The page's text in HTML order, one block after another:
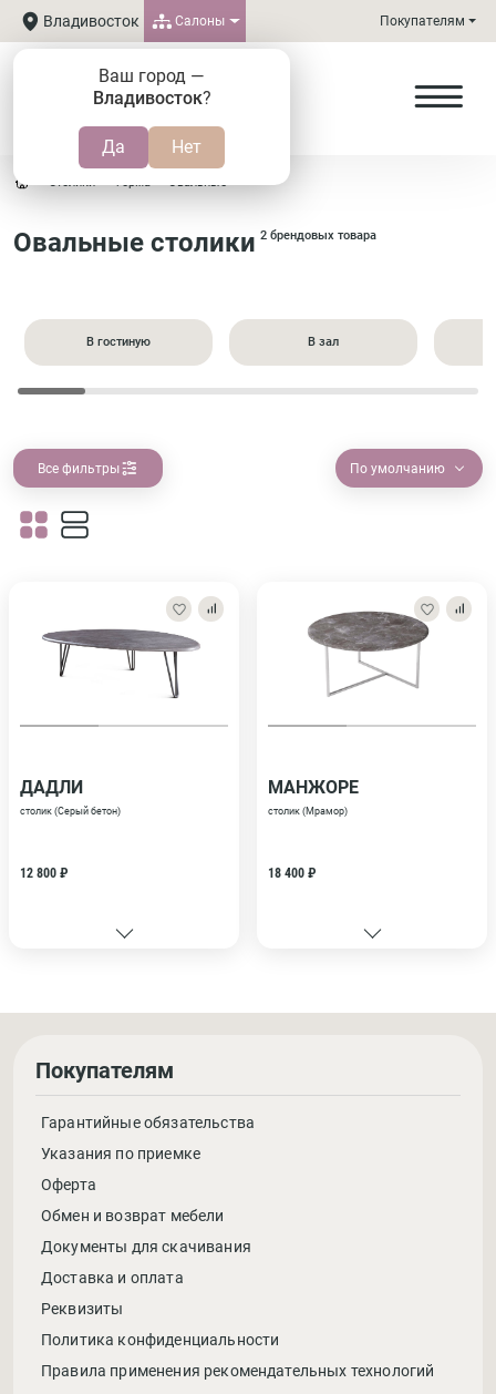
Владивосток
Ваш город —
Владивосток?
Салоны Покупателям
Столики Форма Овальные
Овальные столики 2 брендовых товара
В гостиную В зал
Все фильтры По умолчанию
ДАДЛИ
столик (Серый бетон)
12 800 ₽
МАНЖОРЕ
столик (Мрамор)
18 400 ₽
Покупателям
Гарантийные обязательства
Указания по приемке
Оферта
Обмен и возврат мебели
Документы для скачивания
Доставка и оплата
Реквизиты
Политика конфиденциальности
Правила применения рекомендательных технологий